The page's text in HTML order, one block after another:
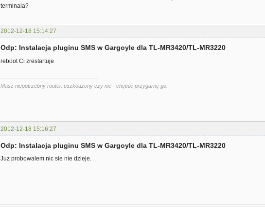
terminala?
2012-12-18 15:14:27
Odp: Instalacja pluginu SMS w Gargoyle dla TL-MR3420/TL-MR3220
reboot Ci zrestartuje
Masz niepotrzebny router, uszkodzony czy nie - chętnie przygarnę go.
2012-12-18 15:16:27
Odp: Instalacja pluginu SMS w Gargoyle dla TL-MR3420/TL-MR3220
Juz probowalem nic sie nie dzieje.